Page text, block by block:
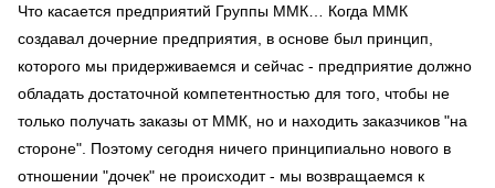
Что касается предприятий Группы ММК… Когда ММК
создавал дочерние предприятия, в основе был принцип,
которого мы придерживаемся и сейчас - предприятие должно
обладать достаточной компетентностью для того, чтобы не
только получать заказы от ММК, но и находить заказчиков "на
стороне". Поэтому сегодня ничего принципиально нового в
отношении "дочек" не происходит - мы возвращаемся к